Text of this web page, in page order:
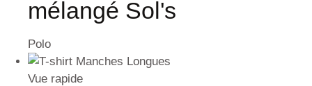
mélangé Sol's
Polo
Vue rapide